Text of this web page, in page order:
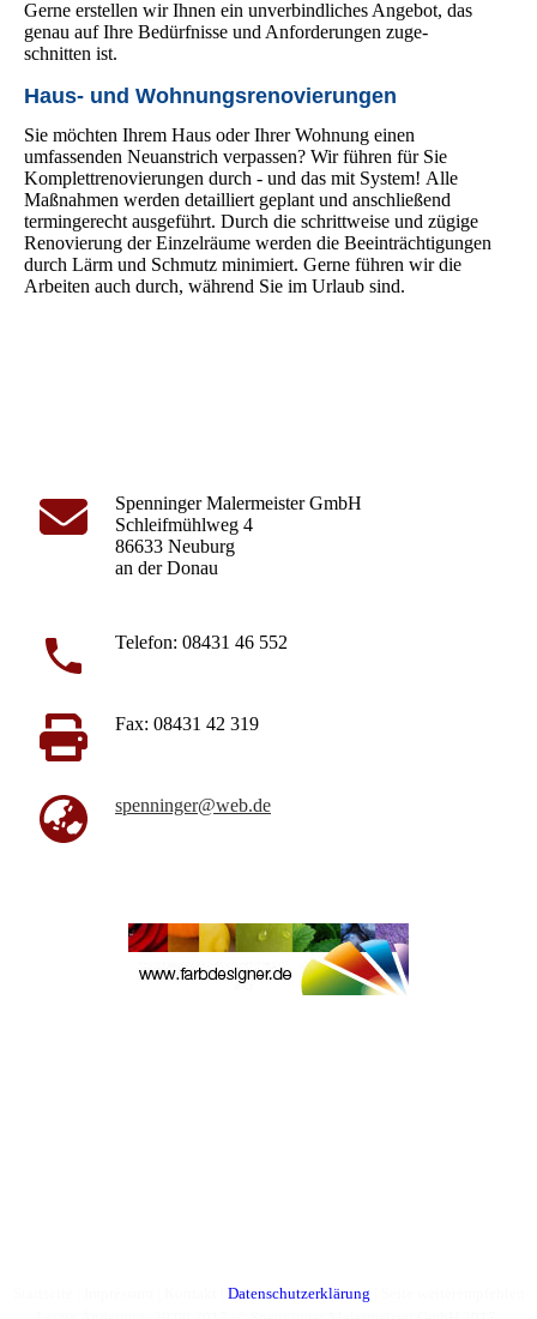
Gerne erstellen wir Ihnen ein unverbindliches Angebot, das
genau auf Ihre Bedürfnisse und Anforderungen zu­ge­
schnitten ist.
Haus- und Wohnungsrenovierungen
Sie möchten Ihrem Haus oder Ihrer Wohnung einen
umfassenden Neuanstrich verpassen? Wir führen für Sie
Komplettrenovierungen durch - und das mit System! Alle
Maßnahmen werden detailliert geplant und anschließend
termingerecht ausgeführt. Durch die schrittweise und zügige
Renovierung der Einzelräume werden die Be­ein­trächti­gungen
durch Lärm und Schmutz minimiert. Gerne führen wir die
Arbeiten auch durch, während Sie im Urlaub sind.
Spenninger Malermeister GmbH
Schleifmühlweg 4
86633 Neuburg
an der Donau
Telefon: 08431 46 552
Fax: 08431 42 319
spenninger@web.de
Datenschutzerklärung